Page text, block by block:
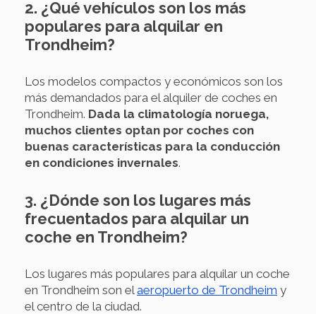
2. ¿Qué vehículos son los más
populares para alquilar en
Trondheim?
Los modelos compactos y económicos son los
más demandados para el alquiler de coches en
Trondheim. Dada la climatología noruega,
muchos clientes optan por coches con
buenas características para la conducción
en condiciones invernales.
3. ¿Dónde son los lugares más
frecuentados para alquilar un
coche en Trondheim?
Los lugares más populares para alquilar un coche
en Trondheim son el aeropuerto de Trondheim y
el centro de la ciudad.